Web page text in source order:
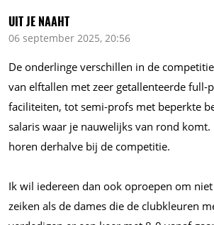
UIT JE NAAHT
06 september 2025, 20:56
De onderlinge verschillen in de
van elftallen met zeer getallenteerde full-
faciliteiten, tot semi-profs met beperkte
salaris waar je nauwelijks van rond komt.
horen derhalve bij de competitie.
Ik wil iedereen dan ook oproepen om
zeiken als de dames die de clubkleuren